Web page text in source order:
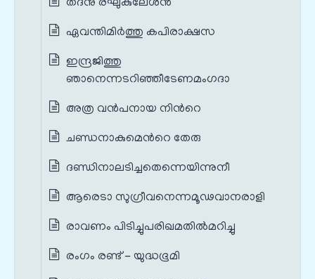
തദനു രഘുകുലേശന്‍
ഏവന്തിമിര്‍ത്തു കപിരാക്ഷസ
ഇന്ദ്രജിത്തു
ഞാനെന്നടറിഞ്ഞീടേണമംഗദാ
അത്ര വന്‍പനായ നിന്‍റെ
ചണ്ഡനാകുമെന്‍റെ തേരു
ദണ്ഡിനാലടിച്ചതെന്നെയിന്നുനീ
ആരെടാ സുഗ്രീവനെന്നമൂഢവാനരാളി
രാവണം പിടിച്ചുപരിഖമതില്‍മറിച്ചു
രംഗം രണ്ട് - യുദ്ധഭൂമി